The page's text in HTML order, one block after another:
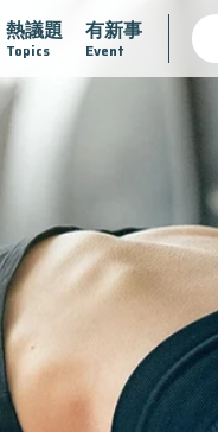
熱議題
Topics
有新事
Event
認識攝護腺肥大